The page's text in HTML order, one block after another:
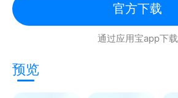
官方下载
通过应用宝app下载
预览